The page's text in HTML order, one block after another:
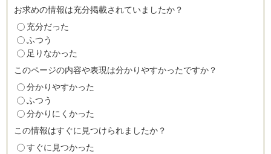
お求めの情報は充分掲載されていましたか？
充分だった
ふつう
足りなかった
このページの内容や表現は分かりやすかったですか？
分かりやすかった
ふつう
分かりにくかった
この情報はすぐに見つけられましたか？
すぐに見つかった